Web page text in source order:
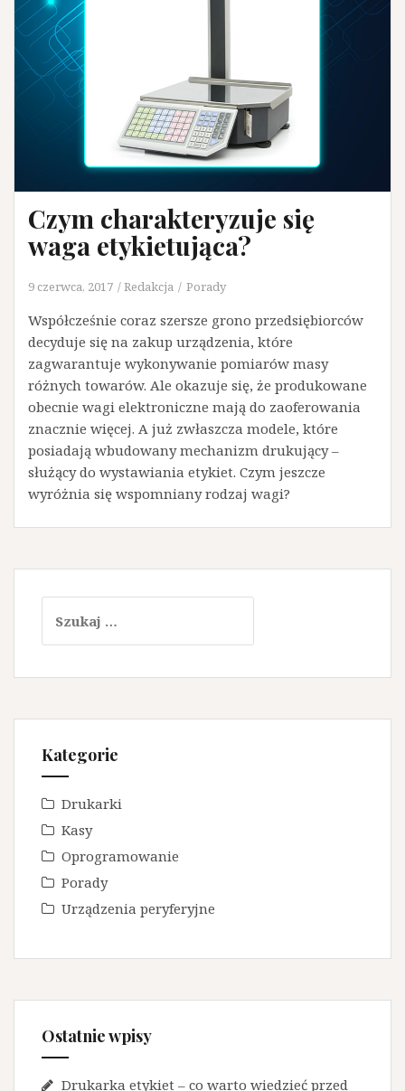
Czym charakteryzuje się
waga etykietująca?
9 czerwca, 2017 Redakcja Porady
Współcześnie coraz szersze grono przedsiębiorców
decyduje się na zakup urządzenia, które
zagwarantuje wykonywanie pomiarów masy
różnych towarów. Ale okazuje się, że produkowane
obecnie wagi elektroniczne mają do zaoferowania
znacznie więcej. A już zwłaszcza modele, które
posiadają wbudowany mechanizm drukujący –
służący do wystawiania etykiet. Czym jeszcze
wyróżnia się wspomniany rodzaj wagi?
Kategorie
Drukarki
Kasy
Oprogramowanie
Porady
Urządzenia peryferyjne
Ostatnie wpisy
Drukarka etykiet – co warto wiedzieć przed